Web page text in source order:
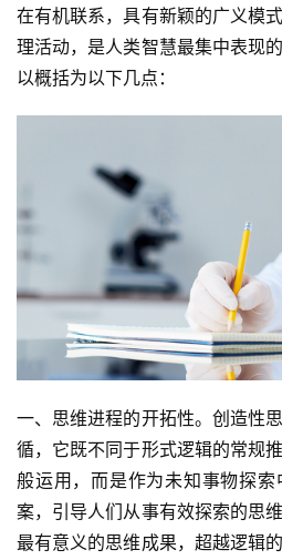
在有机联系，具有新颖的广义模
理活动，是人类智慧最集中表现
以概括为以下几点：
一、思维进程的开拓性。创造性
循，它既不同于形式逻辑的常规
般运用，而是作为未知事物探
案，引导人们从事有效探索的思
最有意义的思维成果，超越逻辑